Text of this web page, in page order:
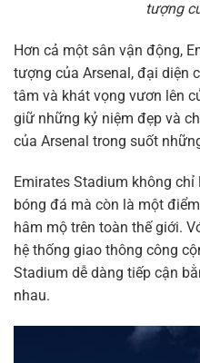
tượng
Hơn cả một sân vận động,
tượng của Arsenal, đại diện
tâm và khát vọng vươn lên
giữ những kỷ niệm đẹp và
của Arsenal trong suốt
Emirates Stadium không
bóng đá mà còn là một
hâm mộ trên toàn thế giới.
hệ thống giao thông công
Stadium dễ dàng tiếp cận
nhau.